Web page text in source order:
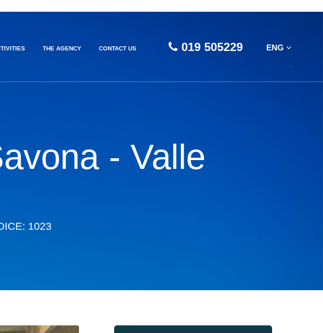
THE AGENCY CONTACT US 019 505229 ENG
- Valle
1023